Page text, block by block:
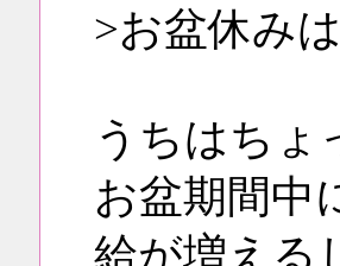
>お盆休み
うちはちょ
お盆期間中
給が増える